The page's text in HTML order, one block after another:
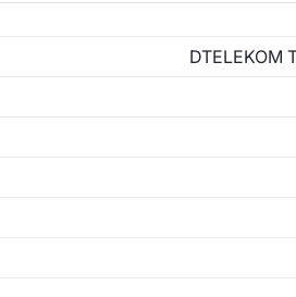
DTELEKOM